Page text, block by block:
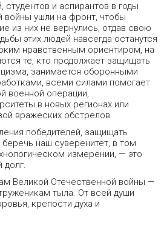
студентов и аспирантов в годы
войны ушли на фронт, чтобы
из них не вернулись, отдав свою
этих людей навсегда останутся
нравственным ориентиром, на
те, кто продолжает защищать
занимается оборонными
всеми силами помогает
военной операции,
в новых регионах или
вражеских обстрелов.
победителей, защищать
наш суверенитет, в том
измерении, — это
долг.
Великой Отечественной войны —
тыла. От всей души
крепости духа и